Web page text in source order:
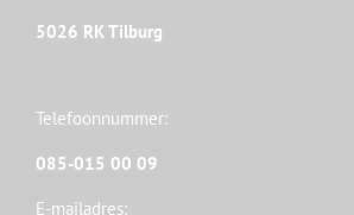
5026 RK Tilburg
Telefoonnummer:
085-015 00 09
E-mailadres: